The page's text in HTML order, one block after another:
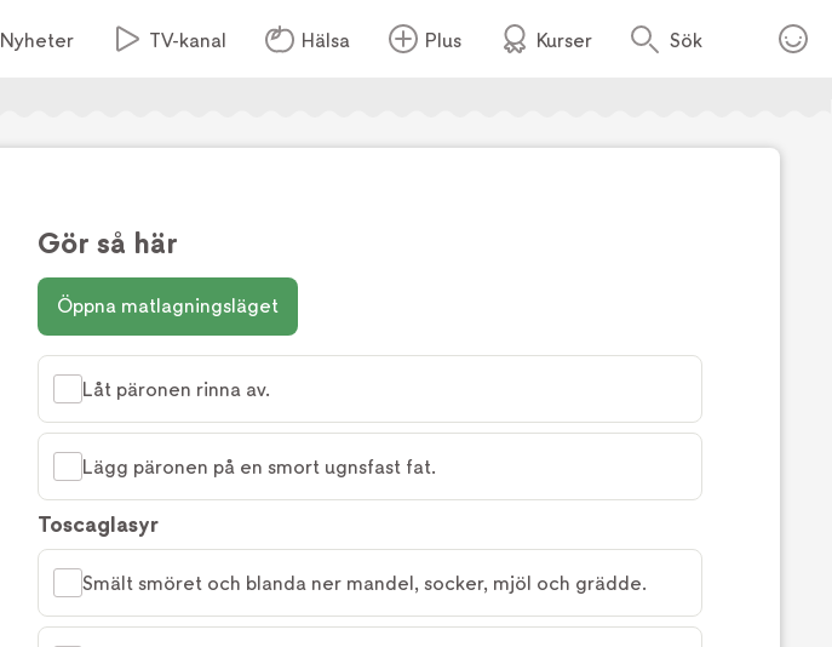
Nyheter TV-kanal Hälsa Plus Kurser Sök
Foto:Tv4
Gör så här
Öppna matlagningsläget
Låt päronen rinna av.
Lägg päronen på en smort ugnsfast fat.
Toscaglasyr
Smält smöret och blanda ner mandel, socker, mjöl och grädde.